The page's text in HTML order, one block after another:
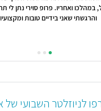
במהלכו ואחריו. פרופ סוירי נתן לי
והרגשתי שאני בידיים טובות
לניוזלטר השבועי של